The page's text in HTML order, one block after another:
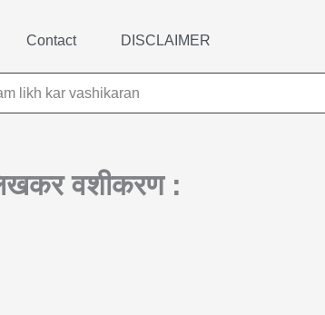
Contact DISCLAIMER
likh kar vashikaran
वशीकरण :